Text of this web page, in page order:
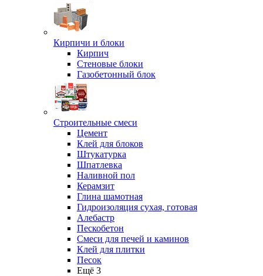
Кирпичи и блоки
Кирпич
Стеновые блоки
Газобетонный блок
Строительные смеси
Цемент
Клей для блоков
Штукатурка
Шпатлевка
Наливной пол
Керамзит
Глина шамотная
Гидроизоляция сухая, готовая
Алебастр
Пескобетон
Смеси для печей и каминов
Клей для плитки
Песок
Ещё 3